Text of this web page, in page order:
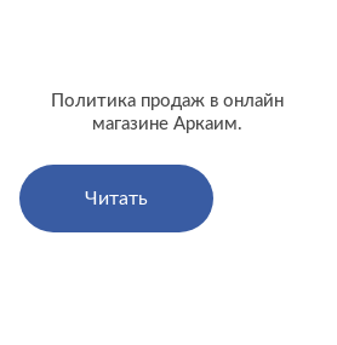
Политика продаж в онлайн
магазине Аркаим.
Читать